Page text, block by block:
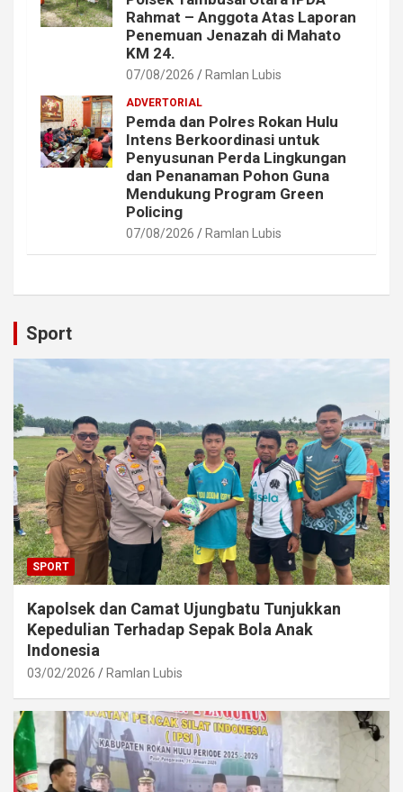
Rahmat – Anggota Atas Laporan
Penemuan Jenazah di Mahato
KM 24.
07/08/2026 Ramlan Lubis
ADVERTORIAL
Pemda dan Polres Rokan Hulu
Intens Berkoordinasi untuk
Penyusunan Perda Lingkungan
dan Penanaman Pohon Guna
Mendukung Program Green
Policing
07/08/2026 Ramlan Lubis
Sport
SPORT
Kapolsek dan Camat Ujungbatu Tunjukkan
Kepedulian Terhadap Sepak Bola Anak
Indonesia
03/02/2026 Ramlan Lubis